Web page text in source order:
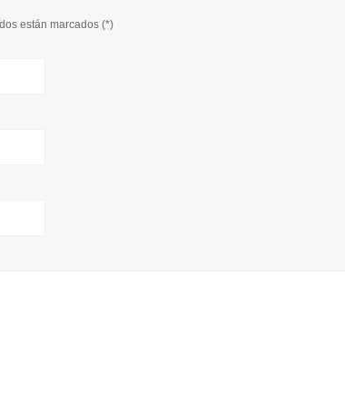
están marcados (*)